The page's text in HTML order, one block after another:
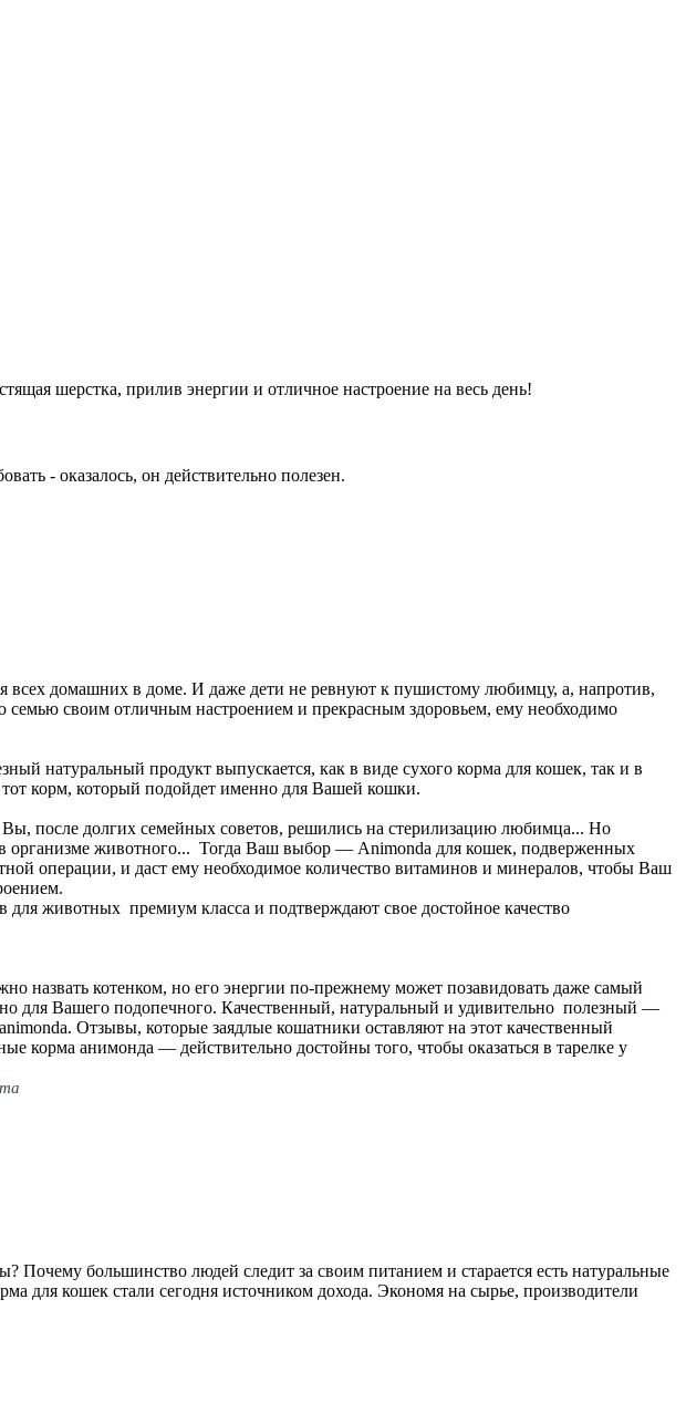
шерстка, прилив энергии и отличное настроение на весь день!
- оказалось, он действительно полезен.
домашних в доме. И даже дети не ревнуют к пушистому любимцу, а, напротив,
своим отличным настроением и прекрасным здоровьем, ему необходимо
натуральный продукт выпускается, как в виде сухого корма для кошек, так и в
корм, который подойдет именно для Вашей кошки.
после долгих семейных советов, решились на стерилизацию любимца... Но
организме животного... Тогда Ваш выбор — Animonda для кошек, подверженных
операции, и даст ему необходимое количество витаминов и минералов, чтобы Ваш
животных премиум класса и подтверждают свое достойное качество
назвать котенком, но его энергии по-прежнему может позавидовать даже самый
для Вашего подопечного. Качественный, натуральный и удивительно полезный —
Отзывы, которые заядлые кошатники оставляют на этот качественный
корма анимонда — действительно достойны того, чтобы оказаться в тарелке у
большинство людей следит за своим питанием и старается есть натуральные
для кошек стали сегодня источником дохода. Экономя на сырье, производители